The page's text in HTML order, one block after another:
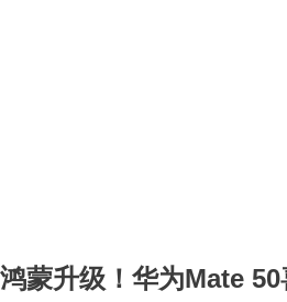
鸿蒙升级！华为Mate